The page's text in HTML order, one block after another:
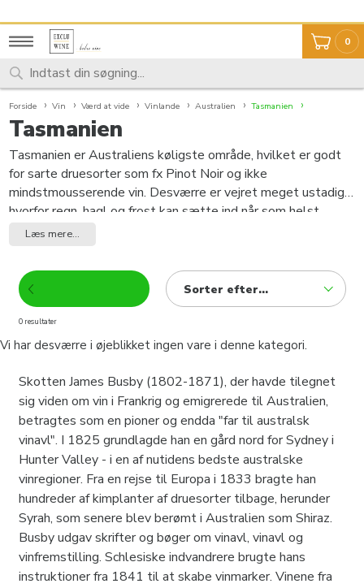
0
Forside Vin Værd at vide Vinlande Australien Tasmanien
Tasmanien
Tasmanien er Australiens køligste område, hvilket er godt
for sarte druesorter som fx Pinot Noir og ikke
mindstmousserende vin. Desværre er vejret meget ustadigt,
hvorfor regn, hagl og frost kan sætte ind når som helst.
Nogle men er klimaet
alle steder på øen der laves rødvin. Hvad der derimod ikke
er tvivl om, er kvaliteten af de mousserende vine, der kun
bliver mere friske af det køligere klima.
Læs mere...
Sorter efter...
0 resultater
Vi har desværre i øjeblikket ingen vare i denne kategori.
Skotten James Busby (1802-1871), der havde tilegnet
sig viden om vin i Frankrig og emigrerede til Australien,
betragtes som en pioner og endda "far til australsk
vinavl". I 1825 grundlagde han en gård nord for Sydney i
Hunter Valley - i en af ​​nutidens bedste australske
vinregioner. Fra en rejse til Europa i 1833 bragte han
hundreder af kimplanter af druesorter tilbage, herunder
Syrah, som senere blev berømt i Australien som Shiraz.
Busby udgav skrifter og bøger om vinavl, vinavl og
vinfremstilling. Schlesiske indvandrere brugte hans
instruktioner fra 1841 til at skabe vinmarker. Vinene fra